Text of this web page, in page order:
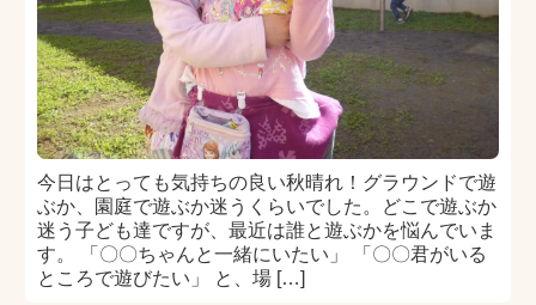
今日はとっても気持ちの良い秋晴れ！グラウンドで遊
ぶか、園庭で遊ぶか迷うくらいでした。どこで遊ぶか
迷う子ども達ですが、最近は誰と遊ぶかを悩んでいま
す。 「〇〇ちゃんと一緒にいたい」 「〇〇君がいる
ところで遊びたい」 と、場 […]